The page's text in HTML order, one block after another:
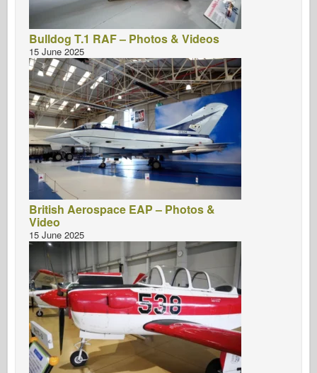
Bulldog T.1 RAF – Photos & Videos
15 June 2025
British Aerospace EAP – Photos &
Video
15 June 2025